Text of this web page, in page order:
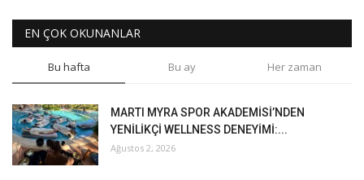
EN ÇOK OKUNANLAR
Bu hafta Bu ay Her zaman
MARTI MYRA SPOR AKADEMİSİ’NDEN
YENİLİKÇİ WELLNESS DENEYİMİ:...
Ağustos 2, 2026